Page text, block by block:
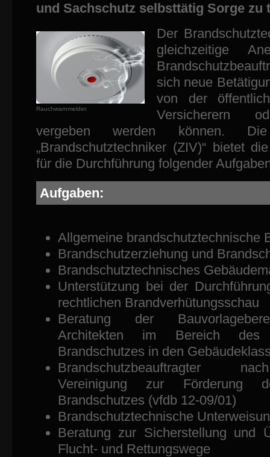
und Sachschutz selbsttätig Sorge zu
Rauchwarnmelder.
Der
gleichzeitige
sich neue
von der
Versicherern
vergeben werden können. Die
„Brandschutztechniker (ZIV)“ bietet
für die Durchführung folgender
Aufgaben:
Allgemeine brandschutztechnische
Brandschutzerziehung und
Brandschutztechnisches
Unterstützung bei der
rechtlichen Brandverhütungsschau
Beratung der
Architekten im Bereich des
Brandschutzes in den
Brandschutzbeauftragter
Vereinigung zur Förderung
Brandschutzes (vfdb 12-09/01)
Brandschutztechnische
Beratung zur Sicherstellung und
Flucht- und Rettungswege